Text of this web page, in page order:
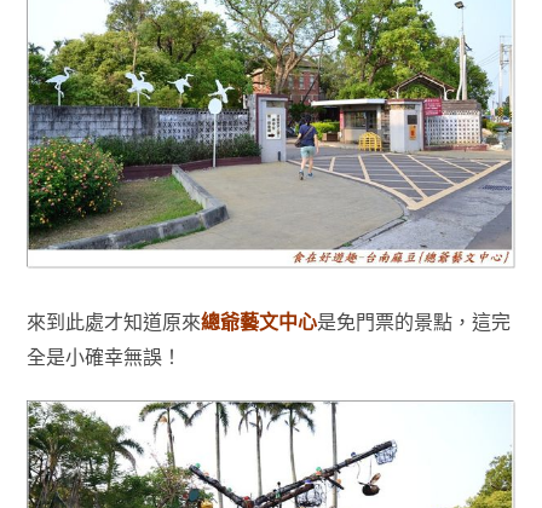
來到此處才知道原來總爺藝文中心是免門票的景點，這完
全是小確幸無誤！